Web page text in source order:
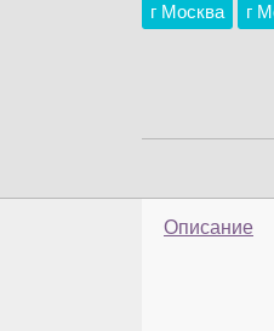
г Москва г
Описание